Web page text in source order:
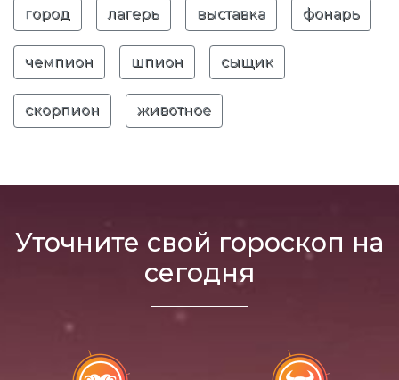
город лагерь выставка фонарь
чемпион шпион сыщик
скорпион животное
Уточните свой гороскоп на
сегодня